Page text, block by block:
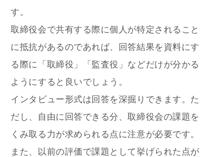
す。
取締役会で共有する際に個人が特定されること
に抵抗があるのであれば、回答結果を資料にす
る際に「取締役」「監査役」などだけが分かる
ようにすると良いでしょう。
インタビュー形式は回答を深掘りできます。た
だし、自由に回答できる分、取締役会の課題を
くみ取る力が求められる点に注意が必要です。
また、以前の評価で課題として挙げられた点が